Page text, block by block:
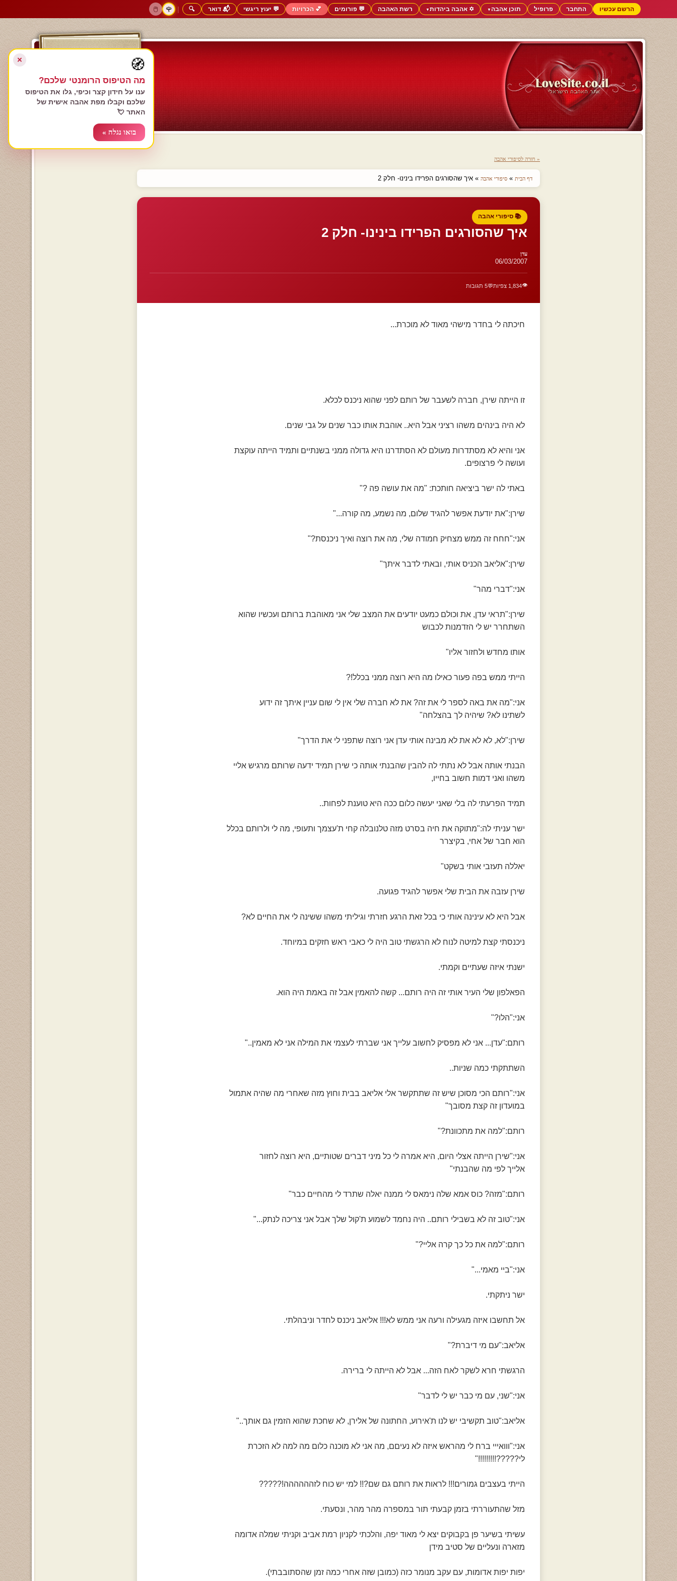
הרשם עכשיו התחבר פרופיל תוכן אהבה▼ ✡️ אהבה ביהדות▼ רשת האהבה 💬 פורומים 💕 הכרויות 💬 יעוץ ריגשי 📬 דואר 🔍
|
🌹
🖱️
הרשם עכשיו
התחבר
« חזרה לסיפורי אהבה
דף הבית » סיפורי אהבה » איך שהסורגים הפרידו בינינו- חלק 2
📚 סיפורי אהבה
איך שהסורגים הפרידו בינינו- חלק 2
עדן
06/03/2007
👁️1,834 צפיות 💬5 תגובות
חיכתה לי בחדר מישהי מאוד לא מוכרת...
זו הייתה שירן, חברה לשעבר של רותם לפני שהוא ניכנס לכלא.
לא היה בינהים משהו רציני אבל היא.. אוהבת אותו כבר שנים על גבי שנים.
אני והיא לא מסתדרות מעולם לא הסתדרנו היא גדולה ממני בשנתיים ותמיד הייתה עוקצת
ועושה לי פרצופים.
באתי לה ישר ביציאה חותכת: "מה את עושה פה ?"
שירן:"את יודעת אפשר להגיד שלום, מה נשמע, מה קורה..."
אני:"חחח זה ממש מצחיק חמודה שלי, מה את רוצה ואיך ניכנסת?"
שירן:"אליאב הכניס אותי, ובאתי לדבר איתך"
אני:"דברי מהר"
שירן:"תראי עדן, את וכולם כמעט יודעים את המצב שלי אני מאוהבת ברותם ועכשיו שהוא
השתחרר יש לי הזדמנות לכבוש
אותו מחדש ולחזור אליו"
הייתי ממש בפה פעור כאילו מה היא רוצה ממני בכלל!?
אני:"מה את באה לספר לי את זה? את לא חברה שלי אין לי שום עניין איתך זה ידוע
לשתינו לא? שיהיה לך בהצלחה"
שירן:"לא, לא לא את לא מבינה אותי עדן אני רוצה שתפני לי את הדרך"
הבנתי אותה אבל לא נתתי לה להבין שהבנתי אותה כי שירן תמיד ידעה שרותם מרגיש אליי
משהו ואני דמות חשוב בחייו,
תמיד הפרעתי לה בלי שאני יעשה כלום ככה היא טוענת לפחות..
ישר עניתי לה:"מתוקה את חיה בסרט מזה טלנובלה קחי ת'עצמך ותעופי, מה לי ולרותם בכלל
הוא חבר של אחי, בקיצרר
יאללה תעזבי אותי בשקט"
שירן עזבה את הבית שלי אפשר להגיד פגועה.
אבל היא לא עינינה אותי כי בכל זאת הרגע חזרתי וגיליתי משהו ששינה לי את החיים לא?
ניכנסתי קצת למיטה לנוח לא הרגשתי טוב היה לי כאבי ראש חזקים במיוחד.
ישנתי איזה שעתיים וקמתי.
הפאלפון שלי העיר אותי זה היה רותם... קשה להאמין אבל זה באמת היה הוא.
אני:"הלו?"
רותם:"עדן... אני לא מפסיק לחשוב עלייך אני שברתי לעצמי את המילה אני לא מאמין.."
השתתקתי כמה שניות..
אני:"רותם הכי מסוכן שיש זה שתתקשר אלי אליאב בבית וחוץ מזה שאחרי מה שהיה אתמול
במועדון זה קצת מסובך"
רותם:"למה את מתכוונת?"
אני:"שירן הייתה אצלי היום, היא אמרה לי כל מיני דברים שטותיים, היא רוצה לחזור
אלייך לפי מה שהבנתי"
רותם:"מזה? כוס אמא שלה נימאס לי ממנה יאלה שתרד לי מהחיים כבר"
אני:"טוב זה לא בשבילי רותם.. היה נחמד לשמוע ת'קול שלך אבל אני צריכה לנתק..."
רותם:"למה את כל כך קרה אליי?"
אני:"ביי מאמי..."
ישר ניתקתי.
אל תחשבו איזה מגעילה ורעה אני ממש לא!!! אליאב ניכנס לחדר וניבהלתי.
אליאב:"עם מי דיברת?"
הרגשתי חרא לשקר לאח הזה... אבל לא הייתה לי ברירה.
אני:"שני, עם מי כבר יש לי לדבר"
אליאב:"טוב תקשיבי יש לנו ת'אירוע, החתונה של אלירן, לא שחכת שהוא הזמין גם אותך.."
אני:"ווואייי ברח לי מהראש איזה לא נעיםם, מה אני לא מוכנה כלום מה למה לא הזכרת
לי?????!!!!!!!!!"
הייתי בעצבים גמורים!!! לראות את רותם גם שם?!! למי יש כוח לזהההההה!?????
מזל שהתעוררתי בזמן קבעתי תור במספרה מהר מהר, ונסעתי.
עשיתי בשיער פן בקבוקים יצא לי מאוד יפה, והלכתי לקניון רמת אביב וקניתי שמלה אדומה
מזארה ונעליים של סטיב מידן
יפות יפות אדומות, עם עקב מנומר כזה (כמובן שזה אחרי כמה זמן שהסתובבתי).